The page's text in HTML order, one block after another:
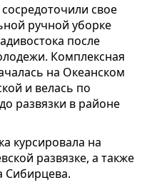
свое
ручной уборке
после
Комплексная
на Океанском
и велась по
развязки в районе
курсировала на
развязке, а также
Сибирцева.